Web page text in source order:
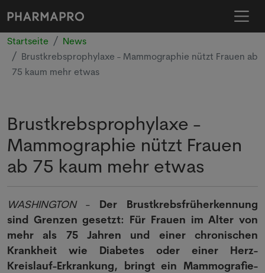
Startseite
News
Brustkrebsprophylaxe - Mammographie nützt Frauen ab
75 kaum mehr etwas
Brustkrebsprophylaxe -
Mammographie nützt Frauen
ab 75 kaum mehr etwas
WASHINGTON- Der Brustkrebsfrüherkennung
sind Grenzen gesetzt: Für Frauen im Alter von
mehr als 75 Jahren und einer chronischen
Krankheit wie Diabetes oder einer Herz-
Kreislauf-Erkrankung, bringt ein Mammografie-